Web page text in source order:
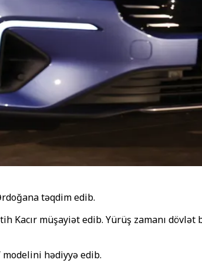
təqdim edib.
müşayiət edib. Yürüş zamanı dövlət
modelini hədiyyə edib.